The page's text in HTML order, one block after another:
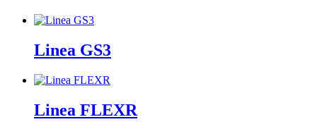
Linea GS3
Linea FLEXR